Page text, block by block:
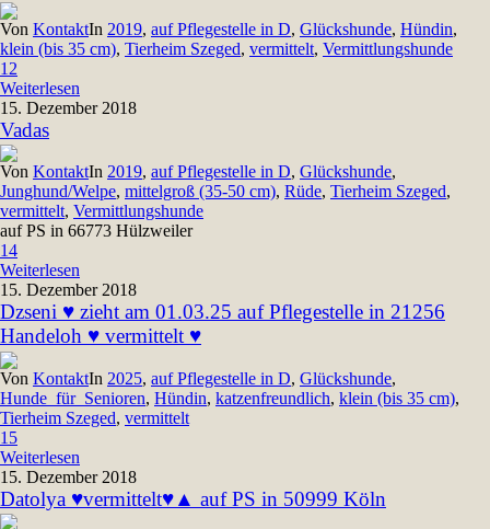
Von KontaktIn 2019, auf Pflegestelle in D, Glückshunde, Hündin,
klein (bis 35 cm), Tierheim Szeged, vermittelt, Vermittlungshunde
12
Weiterlesen
15. Dezember 2018
Vadas
Von KontaktIn 2019, auf Pflegestelle in D, Glückshunde,
Junghund/Welpe, mittelgroß (35-50 cm), Rüde, Tierheim Szeged,
vermittelt, Vermittlungshunde
auf PS in 66773 Hülzweiler
14
Weiterlesen
15. Dezember 2018
Dzseni ♥ zieht am 01.03.25 auf Pflegestelle in 21256
Handeloh ♥ vermittelt ♥
Von KontaktIn 2025, auf Pflegestelle in D, Glückshunde,
Hunde_für_Senioren, Hündin, katzenfreundlich, klein (bis 35 cm),
Tierheim Szeged, vermittelt
15
Weiterlesen
15. Dezember 2018
Datolya ♥vermittelt♥▲ auf PS in 50999 Köln